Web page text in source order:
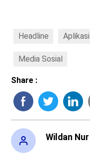
Headline Aplikasi
Media Sosial
Share :
Wildan